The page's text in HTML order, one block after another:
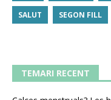
SALUT SEGON FILL
TEMARI RECENT